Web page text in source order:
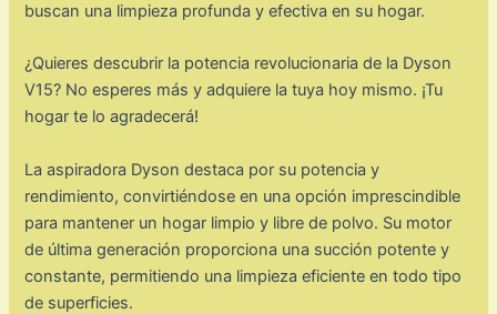
buscan una limpieza profunda y efectiva en su hogar.
¿Quieres descubrir la potencia revolucionaria de la Dyson
V15? No esperes más y adquiere la tuya hoy mismo. ¡Tu
hogar te lo agradecerá!
La aspiradora Dyson destaca por su potencia y
rendimiento, convirtiéndose en una opción imprescindible
para mantener un hogar limpio y libre de polvo. Su motor
de última generación proporciona una succión potente y
constante, permitiendo una limpieza eficiente en todo tipo
de superficies.